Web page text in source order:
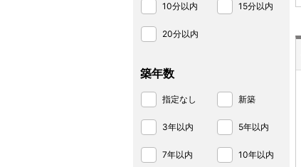
10分以内 15分以内
20分以内
築年数
指定なし 新築
3年以内 5年以内
7年以内 10年以内